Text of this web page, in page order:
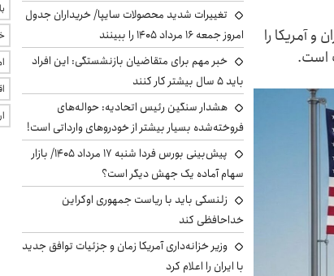
آمریکا را
است.
تغییرات شدید محصولات سایپا/ خریداران جدول
امروز جمعه ۱۶ مرداد ۱۴۰۵ را ببینند
خبر مهم برای متقاضیان بازنشستگی: این افراد
باید ۵ سال بیشتر کار کنند
هشدار سنگین رئیس اتحادیه: حواله‌های
فروخته‌شده بسیار بیشتر از خودروهای وارداتی است!
پیش‌بینی بورس فردا شنبه ۱۷ مرداد ۱۴۰۵/ بازار
سهام آماده یک جهش دیگر است؟
زلنسکی باید با ریاست جمهوری اوکراین
خداحافظی کند
وزیر خزانه‌داری آمریکا زمان و جزئیات توافق جدید
با ایران را اعلام کرد